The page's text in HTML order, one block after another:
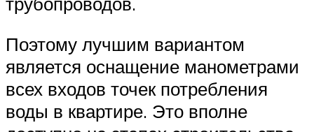
Поэтому лучшим вариантом
является оснащение манометрами
всех входов точек потребления
воды в квартире. Это вполне